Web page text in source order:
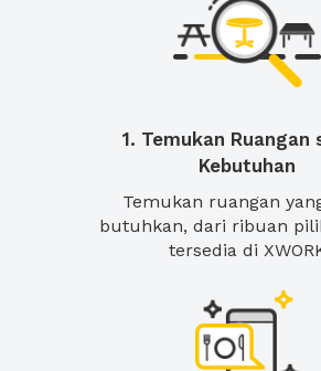
1. Temukan Ruangan
Kebutuhan
Temukan ruangan
butuhkan, dari ribuan
tersedia di